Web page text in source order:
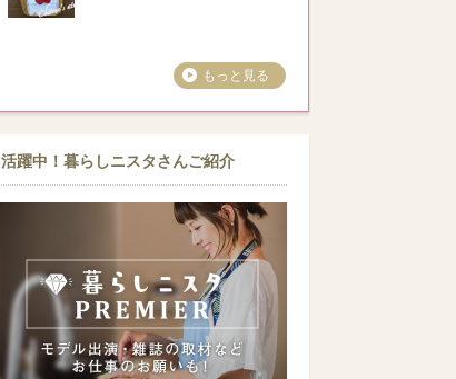
もっと見る
活躍中！暮らしニスタさんご紹介